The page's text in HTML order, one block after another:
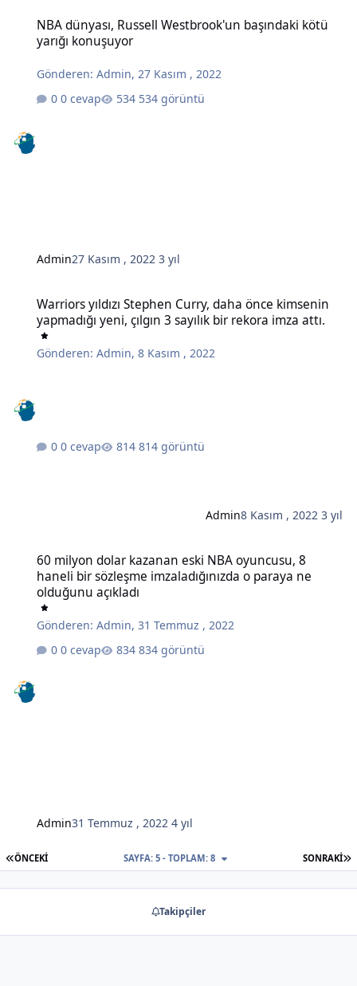
NBA dünyası, Russell Westbrook'un başındaki kötü
yarığı konuşuyor
Gönderen:Admin,27 Kasım , 2022
0 cevap
534 görüntü
Admin27 Kasım , 20223 yıl
Warriors yıldızı Stephen Curry, daha önce kimsenin
yapmadığı yeni, çılgın 3 sayılık bir rekora imza attı.
Gönderen:Admin,8 Kasım , 2022
0 cevap 814 görüntü
Admin8 Kasım , 2022 3 yıl
60 milyon dolar kazanan eski NBA oyuncusu, 8
haneli bir sözleşme imzaladığınızda o paraya ne
olduğunu açıkladı
Gönderen:Admin,31 Temmuz , 2022
0 cevap
834 görüntü
Admin31 Temmuz , 20224 yıl
İLK SAYFA
ÖNCEKI SONRAKI
SAYFA: 5 - TOPLAM: 8
Takipçiler